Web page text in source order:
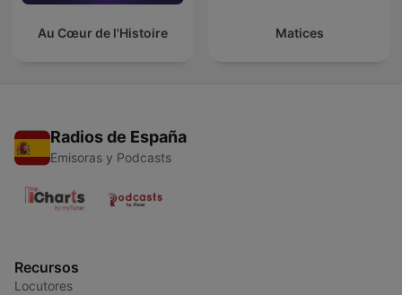
Au Cœur de l'Histoire Matices
Radios de España
Emisoras y Podcasts
Recursos
Locutores